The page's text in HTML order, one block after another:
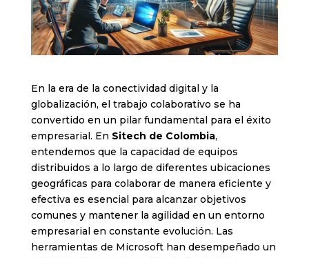
En la era de la conectividad digital y la
globalización, el trabajo colaborativo se ha
convertido en un pilar fundamental para el éxito
empresarial. En Sitech de Colombia,
entendemos que la capacidad de equipos
distribuidos a lo largo de diferentes ubicaciones
geográficas para colaborar de manera eficiente y
efectiva es esencial para alcanzar objetivos
comunes y mantener la agilidad en un entorno
empresarial en constante evolución. Las
herramientas de Microsoft han desempeñado un